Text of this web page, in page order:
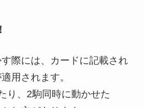
際には、カードに記載され
用されます。
り、2駒同時に動かせた